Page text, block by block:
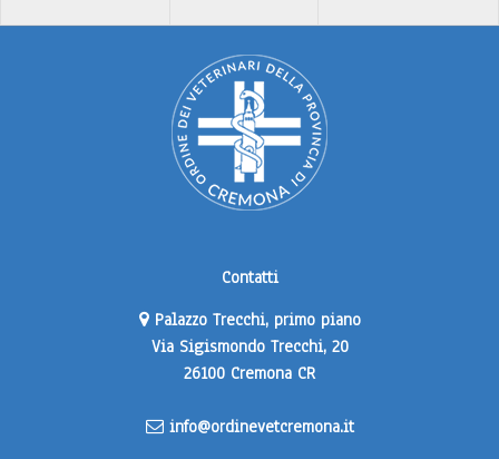
Contatti
Palazzo Trecchi, primo piano
Via Sigismondo Trecchi, 20
26100 Cremona CR
info@ordinevetcremona.it